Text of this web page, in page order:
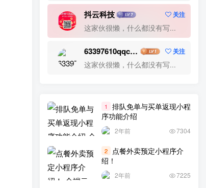
行业小程序
行业分析
营销网站建设
营销系统
营销方法 营销推广
获客系统
芸众商城
自助下单系统
聚合收款
聚合支付
联动2+1 聊天软件
聊天交友
网络推广公司
网络推广
网站转APP
网站设计
网站营销推广
抖云科技 关注
这家伙很懒，什么都没有写...
63397610qqcom 关注
这家伙很懒，什么都没有写...
1
排队免单与买单返现小程
序功能介绍
2年前 7304
2
点餐外卖预定小程序介
绍！
2年前 7225